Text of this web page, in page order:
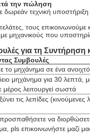
την πώληση
τεχνική
τους
μηχανικούς που
για τη Συντήρηση
Συμβουλές
το μηχάνημα σε ένα
μηχάνημα για 30
μέρος λειτουργεί σωστά
τις λεπίδες
να
pls επικοινωνήστε